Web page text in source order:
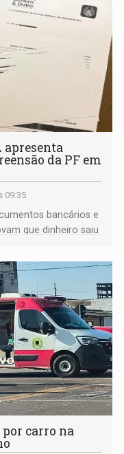
apresenta
da PF em
09:35
bancários e
que dinheiro saiu
sede da entidade
por carro na